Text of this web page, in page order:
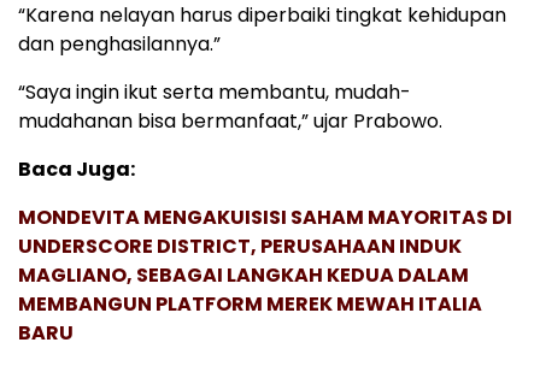
“Karena nelayan harus diperbaiki tingkat kehidupan
dan penghasilannya.”
“Saya ingin ikut serta membantu, mudah-
mudahanan bisa bermanfaat,” ujar Prabowo.
Baca Juga:
MONDEVITA MENGAKUISISI SAHAM MAYORITAS DI
UNDERSCORE DISTRICT, PERUSAHAAN INDUK
MAGLIANO, SEBAGAI LANGKAH KEDUA DALAM
MEMBANGUN PLATFORM MEREK MEWAH ITALIA
BARU